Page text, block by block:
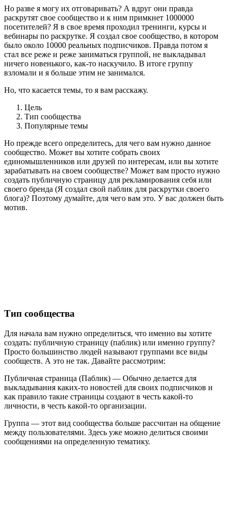
Но разве я могу их отговаривать? А вдруг они правда
раскрутят свое сообщество и к ним примкнет 1000000
посетителей? Я в свое время проходил тренинги, курсы и
вебинары по раскрутке. Я создал свое сообщество, в котором
было около 10000 реальных подписчиков. Правда потом я
стал все реже и реже заниматься группой, не выкладывал
ничего новенького, как-то наскучило. В итоге группу
взломали и я больше этим не занимался.
Но, что касается темы, то я вам расскажу.
Цель
Тип сообщества
Популярные темы
Но прежде всего определитесь, для чего вам нужно данное
сообщество. Может вы хотите собрать своих
единомышленников или друзей по интересам, или вы хотите
зарабатывать на своем сообществе? Может вам просто нужно
создать публичную страницу для рекламирования себя или
своего бренда (Я создал свой паблик для раскрутки своего
блога)? Поэтому думайте, для чего вам это. У вас должен быть
мотив.
Тип сообщества
Для начала вам нужно определиться, что именно вы хотите
создать: публичную страницу (паблик) или именно группу?
Просто большинство людей называют гpуппами все виды
cообществ. А это не так. Давайте рассмотрим:
Публичная страница (Паблик) — Обычно делается для
выкладывания каких-то новостей для своих подписчиков и
как правило такие страницы создают в честь какой-то
личности, в честь какой-то организации.
Группа — этот вид сообщества больше рассчитан на общение
между пользователями. Здесь уже можно делиться своими
сообщениями на определенную тематику.